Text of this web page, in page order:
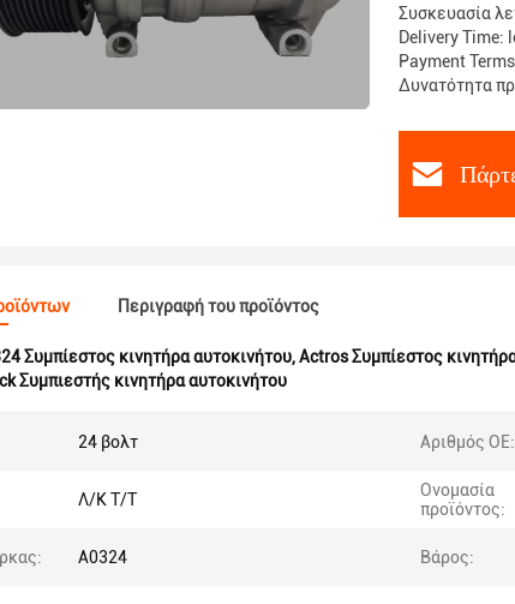
Συσκευασία
Delivery Time:
Payment
Δυνατότητα
Περιγραφή του προϊόντος
Συμπίεστος κινητήρα αυτοκινήτου,Actros Συμπίεστος
Συμπιεστής κινητήρα αυτοκινήτου
24 βολτ Αριθμός ΟΕ:
Λ/Κ Τ/Τ
Ονομασία
προϊόντος:
Α0324 Βάρος: